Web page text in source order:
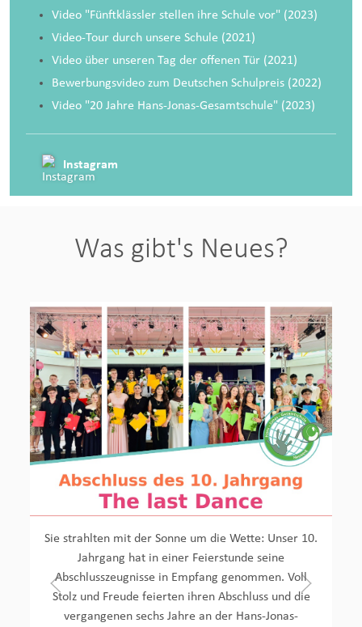
Video "Fünftklässler stellen ihre Schule vor" (2023)
Video-Tour durch unsere Schule (2021)
Video über unseren Tag der offenen Tür (2021)
Bewerbungsvideo zum Deutschen Schulpreis (2022)
Video "20 Jahre Hans-Jonas-Gesamtschule" (2023)
Instagram
Was gibt's Neues?
Sie strahlten mit der Sonne um die Wette: Unser 10.
Jahrgang hat in einer Feierstunde seine
Abschlusszeugnisse in Empfang genommen. Voll
Stolz und Freude feierten ihren Abschluss und die
vergangenen sechs Jahre an der Hans-Jonas-